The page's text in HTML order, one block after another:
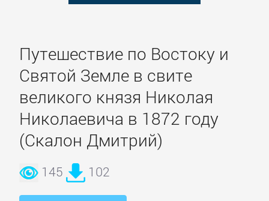
Путешествие по Востоку и
Святой Земле в свите
великого князя Николая
Николаевича в 1872 году
(Скалон Дмитрий)
145 102
Боевики:
Прочее
Криминальные
боевики